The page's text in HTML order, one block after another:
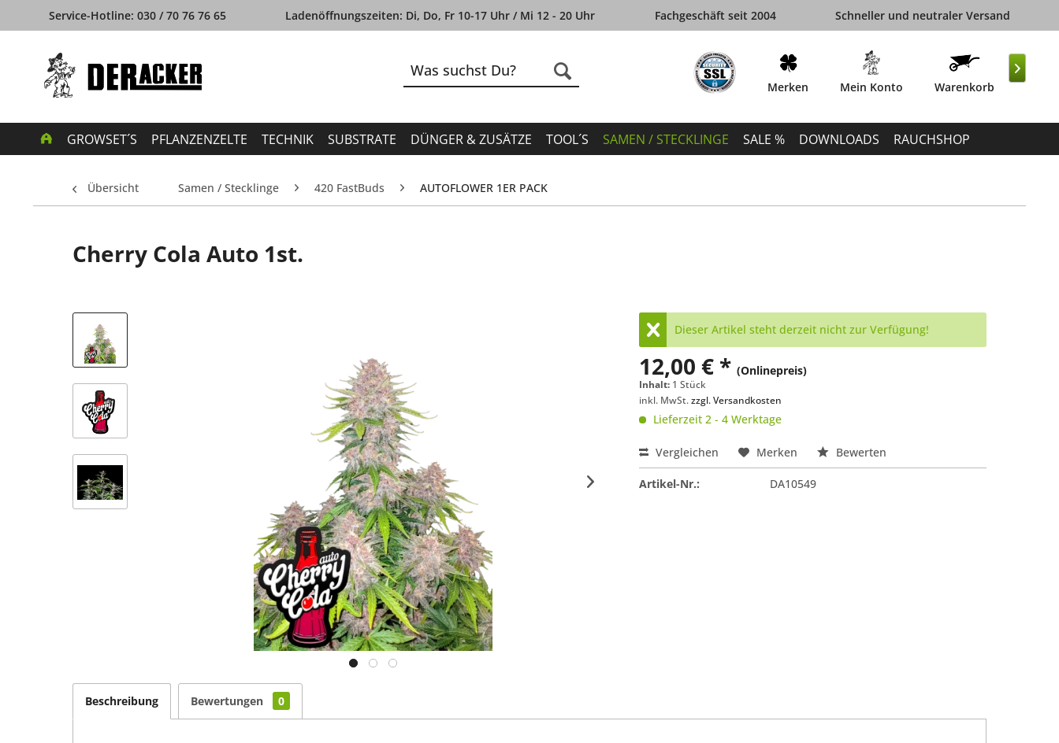
Service-Hotline: 030 / 70 76 76 65 Ladenöffnungszeiten: Di, Do, Fr 10-17 Uhr / Mi 12 - 20 Uhr Fachgeschäft seit 2004 Schneller und neutraler Versand
Merken Mein Konto Warenkorb
GROWSET´S PFLANZENZELTE TECHNIK SUBSTRATE DÜNGER & ZUSÄTZE TOOL´S SAMEN / STECKLINGE SALE % DOWNLOADS RAUCHSHOP

Übersicht Samen / Stecklinge 420 FastBuds AUTOFLOWER 1ER PACK
Cherry Cola Auto 1st.
Dieser Artikel steht derzeit nicht zur Verfügung!
12,00 € *(Onlinepreis)
Inhalt: 1 Stück
inkl. MwSt.zzgl. Versandkosten
Lieferzeit 2 - 4 Werktage
Vergleichen Merken Bewerten
Artikel-Nr.: DA10549
Beschreibung Bewertungen 0